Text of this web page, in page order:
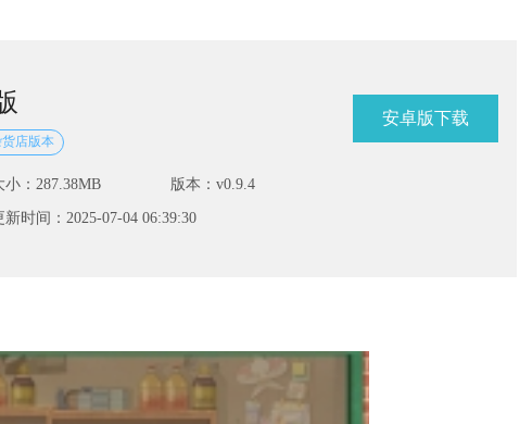
店版本
小：287.38MB 版本：v0.9.4
新时间：2025-07-04 06:39:30
安卓版下载